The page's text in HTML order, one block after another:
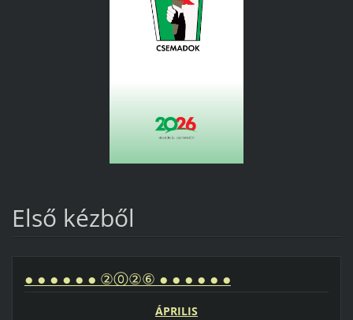
Első kézből
● ● ● ● ● ● ②⓪②⑥ ● ● ● ● ● ●
ÁPRILIS